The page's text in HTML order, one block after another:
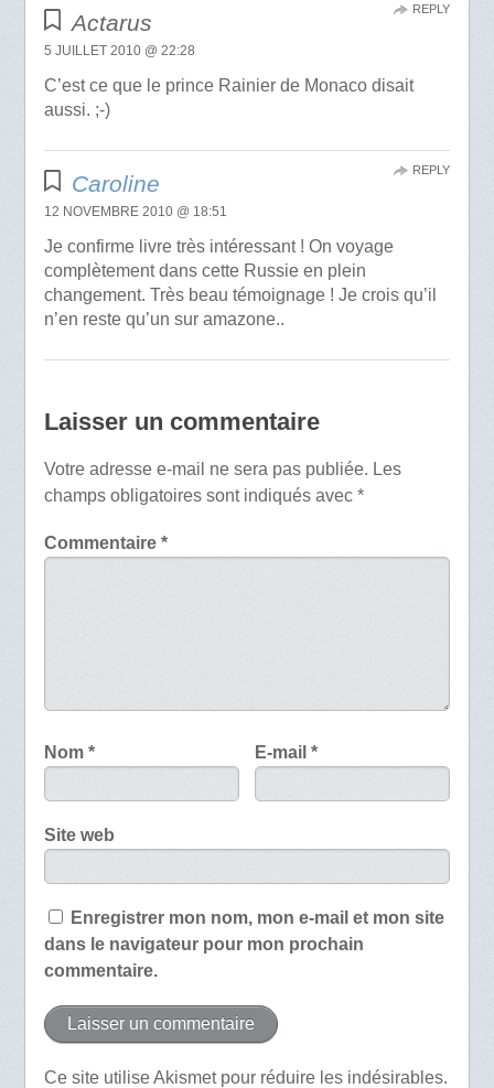
Actarus
5 JUILLET 2010 @ 22:28
C’est ce que le prince Rainier de Monaco disait
aussi. ;-)
REPLY
Caroline
12 NOVEMBRE 2010 @ 18:51
Je confirme livre très intéressant ! On voyage
complètement dans cette Russie en plein
changement. Très beau témoignage ! Je crois qu’il
n’en reste qu’un sur amazone..
REPLY
Laisser un commentaire
Votre adresse e-mail ne sera pas publiée. Les
champs obligatoires sont indiqués avec *
Commentaire *
Nom * E-mail*
Site web
Enregistrer mon nom, mon e-mail et mon site
dans le navigateur pour mon prochain
commentaire.
Ce site utilise Akismet pour réduire les indésirables.